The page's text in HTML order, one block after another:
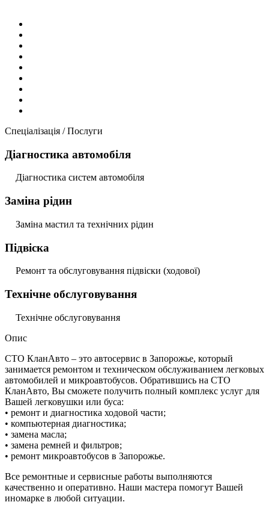
Спеціалізація / Послуги
Діагностика автомобіля
Діагностика систем автомобіля
Заміна рідин
Заміна мастил та технічних рідин
Підвіска
Ремонт та обслуговування підвіски (ходової)
Технічне обслуговування
Технічне обслуговування
Опис
СТО КланАвто – это автосервис в Запорожье, который
занимается ремонтом и техническом обслуживанием легковых
автомобилей и микроавтобусов. Обратившись на СТО
КланАвто, Вы сможете получить полный комплекс услуг для
Вашей легковушки или буса:
• ремонт и диагностика ходовой части;
• компьютерная диагностика;
• замена масла;
• замена ремней и фильтров;
• ремонт микроавтобусов в Запорожье.
Все ремонтные и сервисные работы выполняются
качественно и оперативно. Наши мастера помогут Вашей
иномарке в любой ситуации.